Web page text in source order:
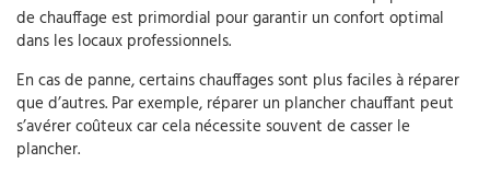
de chauffage est primordial pour garantir un confort optimal
dans les locaux professionnels.
En cas de panne, certains chauffages sont plus faciles à réparer
que d’autres. Par exemple, réparer un plancher chauffant peut
s’avérer coûteux car cela nécessite souvent de casser le
plancher.